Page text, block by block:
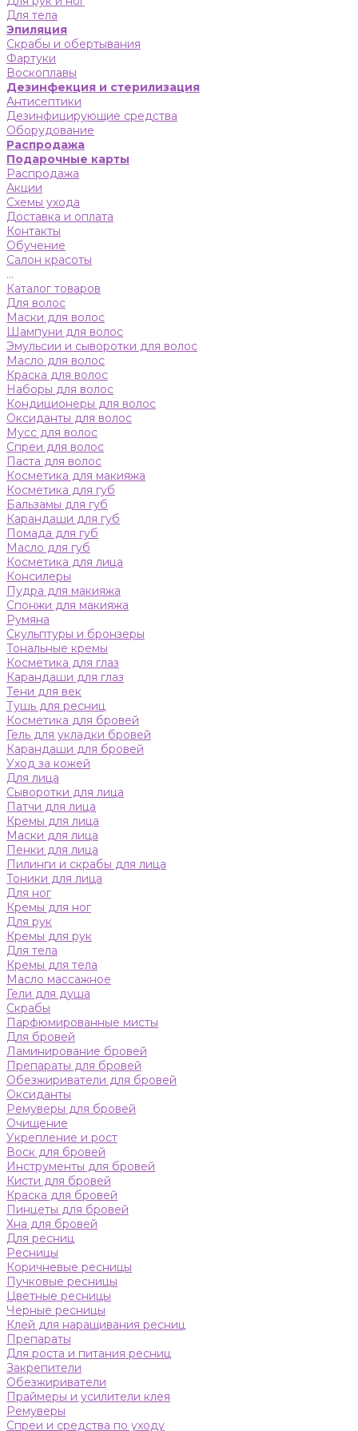
Для тела
Эпиляция
Скрабы и обертывания
Фартуки
Воскоплавы
Дезинфекция и стерилизация
Антисептики
Дезинфицирующие средства
Оборудование
Распродажа
Подарочные карты
Распродажа
Акции
Схемы ухода
Доставка и оплата
Контакты
Обучение
Салон красоты
...
Каталог товаров
Для волос
Маски для волос
Шампуни для волос
Эмульсии и сыворотки для волос
Масло для волос
Краска для волос
Наборы для волос
Кондиционеры для волос
Оксиданты для волос
Мусс для волос
Спреи для волос
Паста для волос
Косметика для макияжа
Косметика для губ
Бальзамы для губ
Карандаши для губ
Помада для губ
Масло для губ
Косметика для лица
Консилеры
Пудра для макияжа
Спонжи для макияжа
Румяна
Скульптуры и бронзеры
Тональные кремы
Косметика для глаз
Карандаши для глаз
Тени для век
Тушь для ресниц
Косметика для бровей
Гель для укладки бровей
Карандаши для бровей
Уход за кожей
Для лица
Сыворотки для лица
Патчи для лица
Кремы для лица
Маски для лица
Пенки для лица
Пилинги и скрабы для лица
Тоники для лица
Для ног
Кремы для ног
Для рук
Кремы для рук
Для тела
Кремы для тела
Масло массажное
Гели для душа
Скрабы
Парфюмированные мисты
Для бровей
Ламинирование бровей
Препараты для бровей
Обезжириватели для бровей
Оксиданты
Ремуверы для бровей
Очищение
Укрепление и рост
Воск для бровей
Инструменты для бровей
Кисти для бровей
Краска для бровей
Пинцеты для бровей
Хна для бровей
Для ресниц
Ресницы
Коричневые ресницы
Пучковые ресницы
Цветные ресницы
Черные ресницы
Клей для наращивания ресниц
Препараты
Для роста и питания ресниц
Закрепители
Обезжириватели
Праймеры и усилители клея
Ремуверы
Спреи и средства по уходу